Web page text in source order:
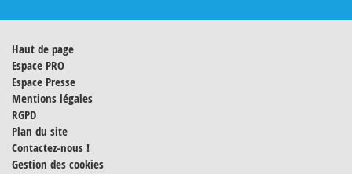
Haut de page
Espace PRO
Espace Presse
Mentions légales
RGPD
Plan du site
Contactez-nous !
Gestion des cookies